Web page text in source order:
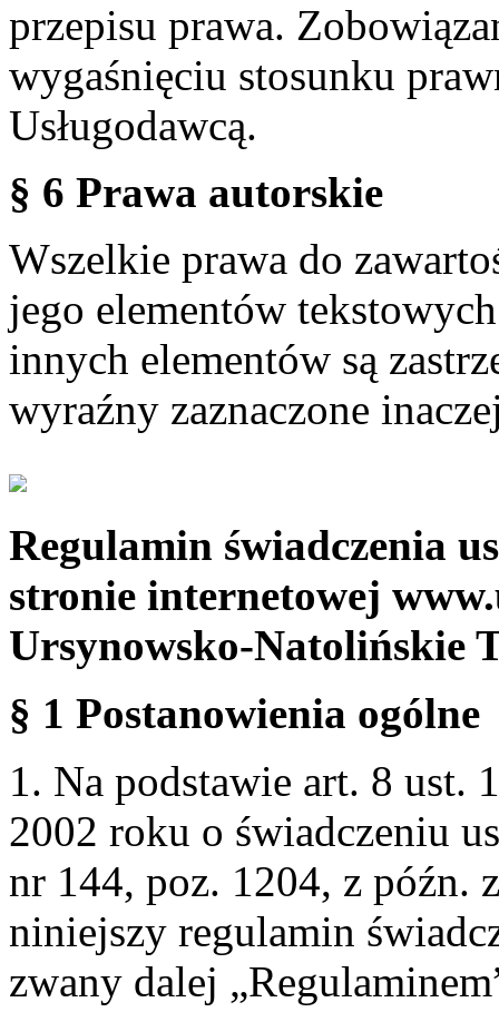
przepisu prawa.
wygaśnięciu stosunku
Usługodawcą.
§ 6 Prawa autorskie
Wszelkie prawa do
jego elementów
innych elementów są
wyraźny zaznaczone
Regulamin świadczenia
stronie internetowej
Ursynowsko-Natolińskie
§ 1 Postanowienia ogólne
1. Na podstawie art. 8 ust.
2002 roku o świadczeniu
nr 144, poz. 1204, z późn.
niniejszy regulamin
zwany dalej